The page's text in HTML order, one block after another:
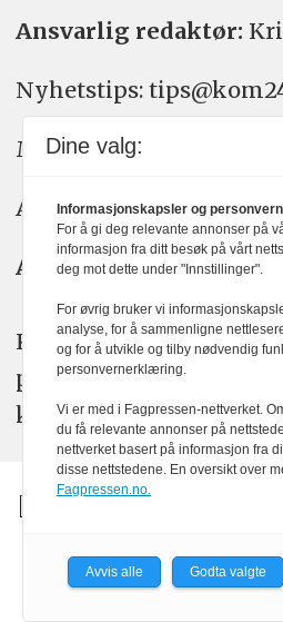
Ansvarlig redaktør:
Nyhetstips:
Meninger:
Annonse:
Abonnement:
KOM24 arbeider etter
plakatens regler for
kan du lese mer om
Dine valg:
Informasjonskapsler og personvern
For å gi deg relevante annonser på
informasjon fra ditt besøk på vårt
deg mot dette under "Innstillinger".
For øvrig bruker vi
analyse, for å sammenligne
og for å utvikle og tilby nødvendig
personvernerklæring.
Vi er med i Fagpressen-nettverket.
du få relevante annonser på
nettverket basert på informasjon fra
disse nettstedene. En oversikt over
Fagpressen.no.
Avvis alle Godta valgte